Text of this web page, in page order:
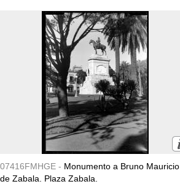
07416FMHGE - Monumento a Bruno Mauricio
de Zabala. Plaza Zabala.